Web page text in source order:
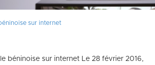
sur internet
béninoise sur internet Le 28 février 2016,